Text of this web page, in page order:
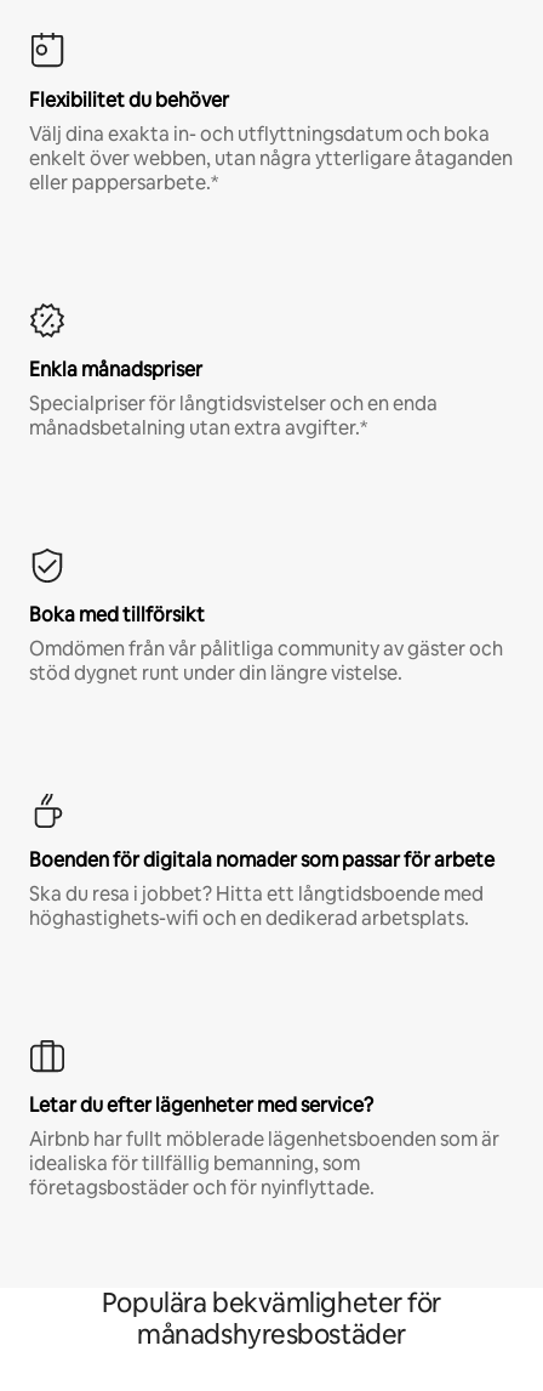
Flexibilitet du behöver
Välj dina exakta in- och utflyttningsdatum och boka
enkelt över webben, utan några ytterligare åtaganden
eller pappersarbete.*
Enkla månadspriser
Specialpriser för långtidsvistelser och en enda
månadsbetalning utan extra avgifter.*
Boka med tillförsikt
Omdömen från vår pålitliga community av gäster och
stöd dygnet runt under din längre vistelse.
Boenden för digitala nomader som passar för arbete
Ska du resa i jobbet? Hitta ett långtidsboende med
höghastighets-wifi och en dedikerad arbetsplats.
Letar du efter lägenheter med service?
Airbnb har fullt möblerade lägenhetsboenden som är
idealiska för tillfällig bemanning, som
företagsbostäder och för nyinflyttade.
Populära bekvämligheter för
månadshyresbostäder